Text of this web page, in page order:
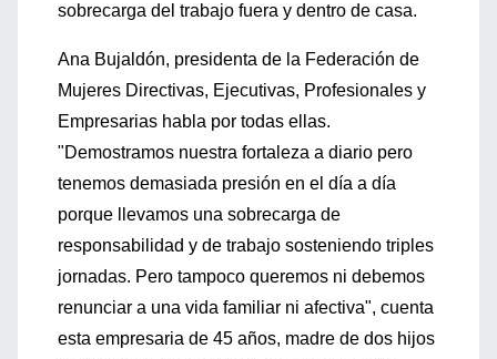
sobrecarga del trabajo fuera y dentro de casa.
Ana Bujaldón, presidenta de la Federación de
Mujeres Directivas, Ejecutivas, Profesionales y
Empresarias habla por todas ellas.
"Demostramos nuestra fortaleza a diario pero
tenemos demasiada presión en el día a día
porque llevamos una sobrecarga de
responsabilidad y de trabajo sosteniendo triples
jornadas. Pero tampoco queremos ni debemos
renunciar a una vida familiar ni afectiva", cuenta
esta empresaria de 45 años, madre de dos hijos